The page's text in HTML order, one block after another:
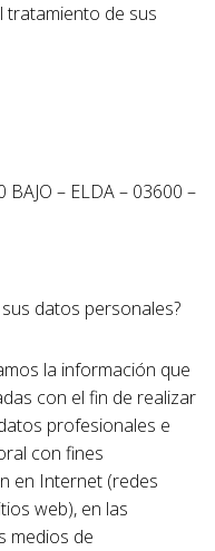
tratamiento de sus
BAJO – ELDA – 03600 –
datos personales?
la información que
con el fin de realizar
profesionales e
con fines
en Internet (redes
web), en las
medios de